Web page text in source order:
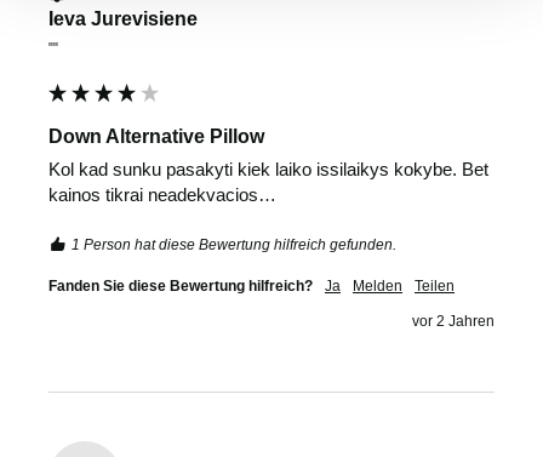
Ieva Jurevisiene
""
Down Alternative Pillow
Kol kad sunku pasakyti kiek laiko issilaikys kokybe. Bet
kainos tikrai neadekvacios…
1 Person hat diese Bewertung hilfreich gefunden.
Fanden Sie diese Bewertung hilfreich? Ja Melden Teilen
vor 2 Jahren